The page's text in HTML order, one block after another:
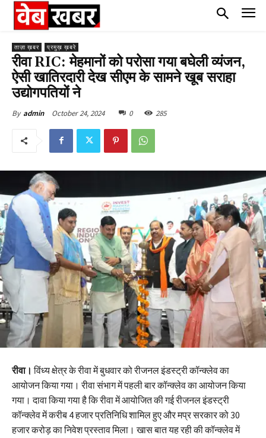
ताज़ा ख़बर प्रमुख़ ख़बरे
रीवा RIC: मेहमानों को परोसा गया बघेली व्यंजन,
ऐसी खातिरदारी देख सीएम के सामने खूब सराहा
उद्योगपतियों ने
By admin October 24, 2024 0 285
रीवा। विंध्य क्षेत्र के रीवा में बुधवार को रीजनल इंडस्ट्री कॉन्क्लेव का
आयोजन किया गया। रीवा संभाग में पहली बार कॉन्क्लेव का आयोजन किया
गया। दावा किया गया है कि रीवा में आयोजित की गई रीजनल इंडस्ट्री
कॉन्क्लेव में करीब 4 हजार प्रतिनिधि शामिल हुए और मप्र सरकार को 30
हजार करोड़ का निवेश प्रस्ताव मिला। खास बात यह रही की कॉन्क्लेव में